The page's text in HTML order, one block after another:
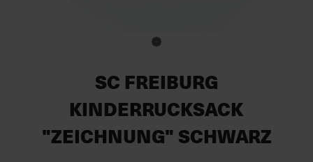
SC FREIBURG
KINDERRUCKSACK
"ZEICHNUNG" SCHWARZ